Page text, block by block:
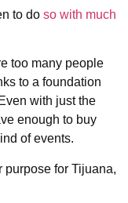
to do so with much
too many people
to a foundation
with just the
enough to buy
of events.
purpose for Tijuana,